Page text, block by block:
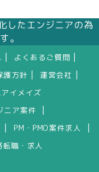
したエンジニアの為
。
よくあるご質問
護方針 運営会社
イメイズ
ニア案件
PM・PMO案件求人
転職・求人